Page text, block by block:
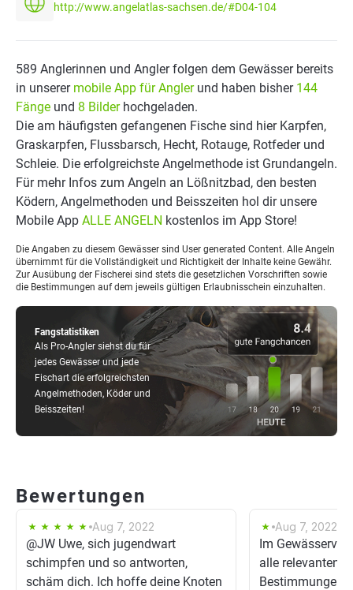
http://www.angelatlas-sachsen.de/#D04-104
Fangstatistiken
Als Pro-Angler siehst du für
jedes Gewässer und jede
Fischart die erfolgreichsten
Angelmethoden, Köder und
Beisszeiten!
589 Anglerinnen und Angler folgen dem Gewässer bereits
in unserer mobile App für Anglerund haben bisher 144
Fänge und 8 Bilderhochgeladen.
Die am häufigsten gefangenen Fische sind hier Karpfen,
Graskarpfen, Flussbarsch, Hecht, Rotauge, Rotfeder und
Schleie. Die erfolgreichste Angelmethode ist Grundangeln.
Für mehr Infos zum Angeln an Lößnitzbad, den besten
Ködern, Angelmethoden und Beisszeiten hol dir unsere
Mobile App ALLE ANGELN kostenlos im App Store!
Die Angaben zu diesem Gewässer sind User generated Content. Alle Angeln
übernimmt für die Vollständigkeit und Richtigkeit der Inhalte keine Gewähr.
Zur Ausübung der Fischerei sind stets die gesetzlichen Vorschriften sowie
die Bestimmungen auf dem jeweils gültigen Erlaubnisschein einzuhalten.
Bewertungen
Aug 7, 2022
@JW Uwe, sich jugendwart
schimpfen und so antworten,
schäm dich. Ich hoffe deine Knoten
Aug 7, 2022
Im
alle relevanten
Bestimmungen